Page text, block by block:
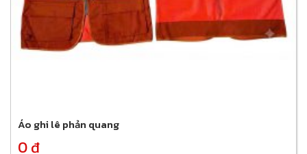
Áo ghi lê phản quang
0 đ